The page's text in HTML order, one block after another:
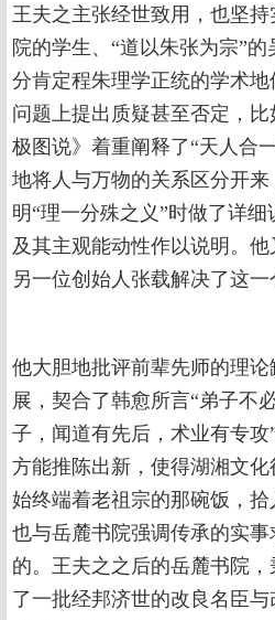
王夫之主张经世致用，也坚
院的学生、“道以朱张为宗”
分肯定程朱理学正统的学术
问题上提出质疑甚至否定，
极图说》着重阐释了“天人合
地将人与万物的关系区分开
明“理一分殊之义”时做了详
及其主观能动性作以说明。
另一位创始人张载解决了这一
他大胆地批评前辈先师的理
展，契合了韩愈所言“弟子不
子，闻道有先后，术业有专攻
方能推陈出新，使得湖湘文
始终端着老祖宗的那碗饭，
也与岳麓书院强调传承的实
的。王夫之之后的岳麓书院
了一批经邦济世的改良名臣